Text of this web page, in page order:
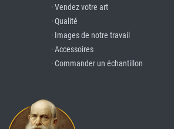
· Vendez votre art
· Qualité
· Images de notre travail
· Accessoires
· Commander un échantillon